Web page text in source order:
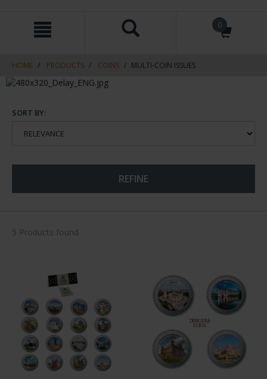
navigation
0
HOME PRODUCTS COINS MULTI-COIN ISSUES
SORT BY:
REFINE
5 Products found